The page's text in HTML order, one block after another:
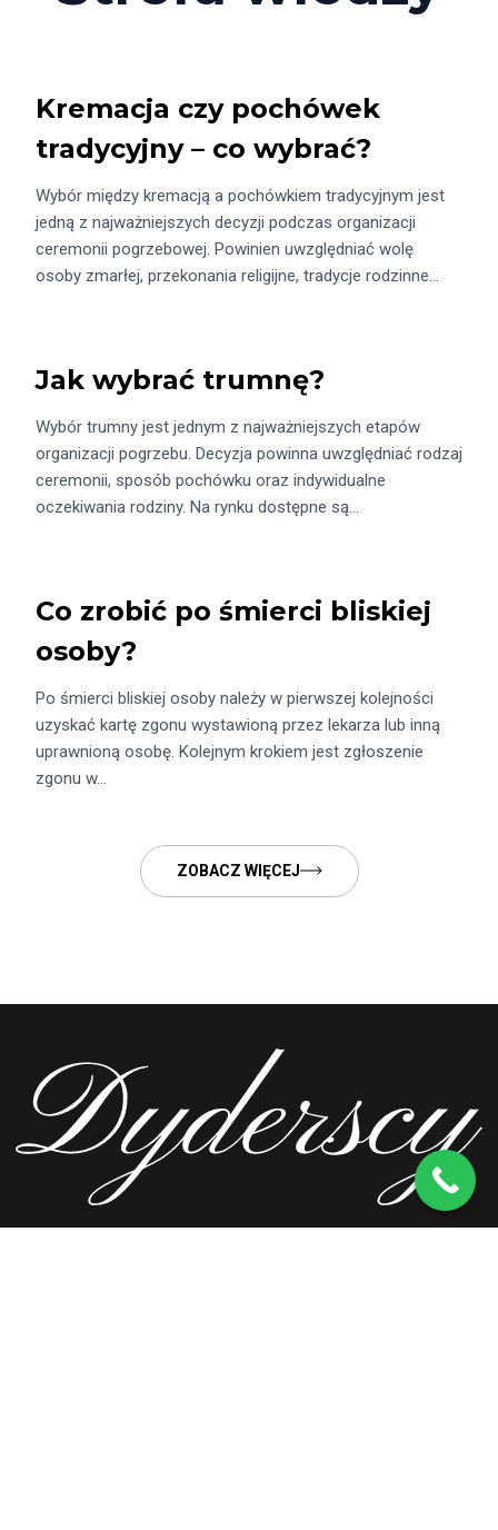
Kremacja czy pochówek
tradycyjny – co wybrać?
Wybór między kremacją a pochówkiem tradycyjnym jest
jedną z najważniejszych decyzji podczas organizacji
ceremonii pogrzebowej. Powinien uwzględniać wolę
osoby zmarłej, przekonania religijne, tradycje rodzinne…
Jak wybrać trumnę?
Wybór trumny jest jednym z najważniejszych etapów
organizacji pogrzebu. Decyzja powinna uwzględniać rodzaj
ceremonii, sposób pochówku oraz indywidualne
oczekiwania rodziny. Na rynku dostępne są…
Co zrobić po śmierci bliskiej
osoby?
Po śmierci bliskiej osoby należy w pierwszej kolejności
uzyskać kartę zgonu wystawioną przez lekarza lub inną
uprawnioną osobę. Kolejnym krokiem jest zgłoszenie
zgonu w…
ZOBACZ WIĘCEJ